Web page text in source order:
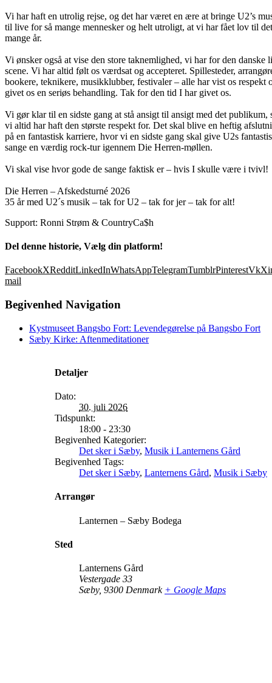
Vi har haft en utrolig rejse, og det har været en ære at bringe U2’s
til live for så mange mennesker og helt utroligt, at vi har fået lov til
mange år.
Vi ønsker også at vise den store taknemlighed, vi har for den danske
scene. Vi har altid følt os værdsat og accepteret. Spillesteder,
bookere, teknikere, musikklubber, festivaler – alle har vist os respekt
givet os en seriøs behandling. Tak for den tid I har givet os.
Vi gør klar til en sidste gang at stå ansigt til ansigt med det publikum,
vi altid har haft den største respekt for. Det skal blive en heftig
på en fantastisk karriere, hvor vi en sidste gang skal give U2s
sange en værdig rock-tur igennem Die Herren-møllen.
Vi skal vise hvor gode de sange faktisk er – hvis I skulle være i tvivl!
Die Herren – Afskedsturné 2026
35 år med U2´s musik – tak for U2 – tak for jer – tak for alt!
Support: Ronni Strøm & CountryCa$h
Del denne historie, Vælg din platform!
FacebookXRedditLinkedInWhatsAppTelegramTumblrPinterestVk
mail
Begivenhed Navigation
Kystmuseet Bangsbo Fort: Levendegørelse på Bangsbo Fort
Sæby Kirke: Aftenmeditationer
Detaljer
Dato:
30. juli 2026
Tidspunkt:
18:00 - 23:30
Begivenhed Kategorier:
Det sker i Sæby, Musik i Lanternens Gård
Begivenhed Tags:
Det sker i Sæby, Lanternens Gård, Musik i Sæby
Arrangør
Lanternen – Sæby Bodega
Sted
Lanternens Gård
Vestergade 33
Sæby, 9300 Denmark + Google Maps